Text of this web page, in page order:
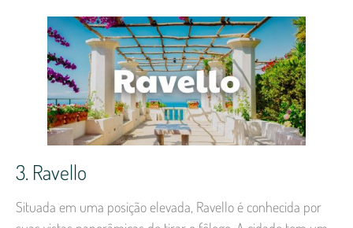
3. Ravello
Situada em uma posição elevada, Ravello é conhecida por